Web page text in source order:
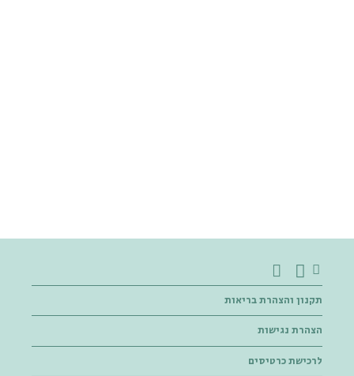
תקנון והצהרת בריאות
הצהרת נגישות
לרכישת כרטיסים